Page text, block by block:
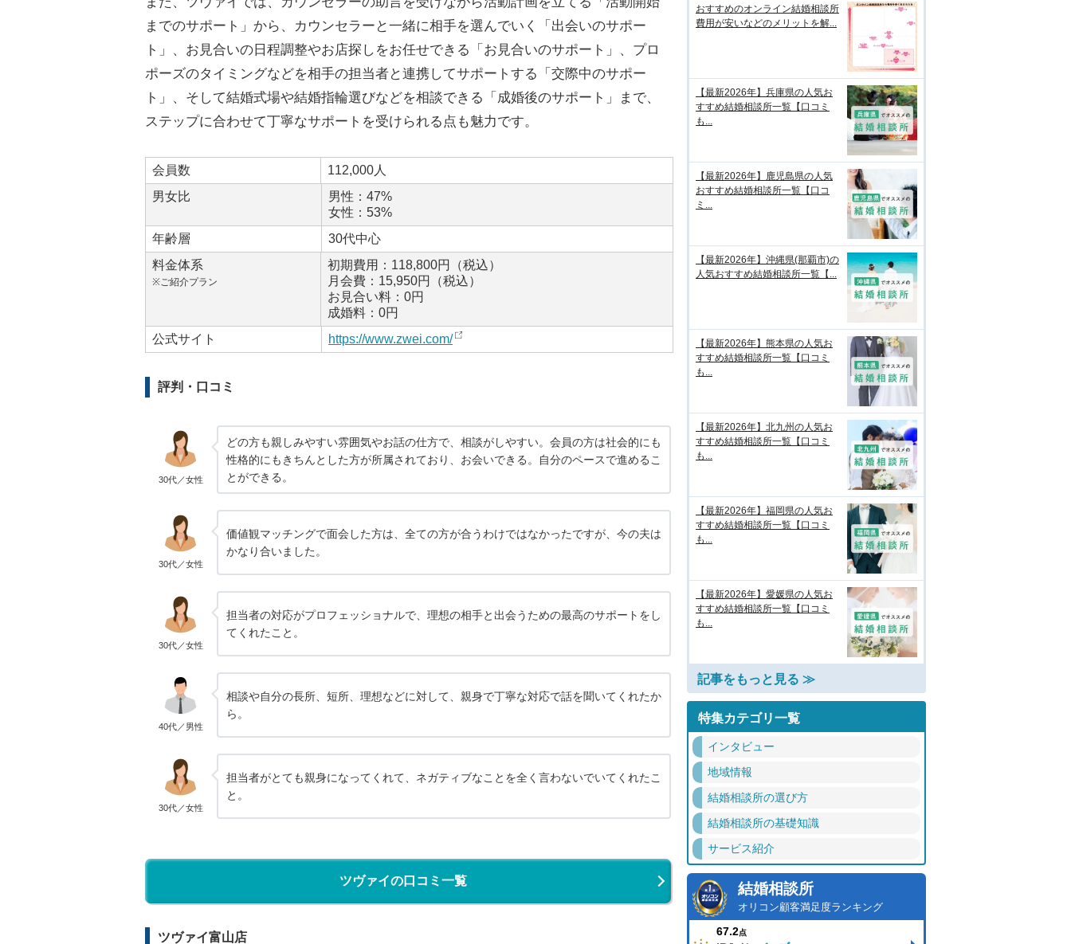
までのサポート」から、カウンセラーと一緒に相手を選んでいく「出会いのサポー
ト」、お見合いの日程調整やお店探しをお任せできる「お見合いのサポート」、プロ
ポーズのタイミングなどを相手の担当者と連携してサポートする「交際中のサポー
ト」、そして結婚式場や結婚指輪選びなどを相談できる「成婚後のサポート」まで、
ステップに合わせて丁寧なサポートを受けられる点も魅力です。
会員数
112,000人
男女比
男性：47%
女性：53%
年齢層
30代中心
料金体系
※ご紹介プラン
初期費用：118,800円（税込）
月会費：15,950円（税込）
お見合い料：0円
成婚料：0円
公式サイト
https://www.zwei.com/
評判・口コミ
30代／女性
どの方も親しみやすい雰囲気やお話の仕方で、相談がしやすい。会員の方は社会的にも
性格的にもきちんとした方が所属されており、お会いできる。自分のペースで進めるこ
とができる。
30代／女性
価値観マッチングで面会した方は、全ての方が合うわけではなかったですが、今の夫は
かなり合いました。
30代／女性
担当者の対応がプロフェッショナルで、理想の相手と出会うための最高のサポートをし
てくれたこと。
40代／男性
相談や自分の長所、短所、理想などに対して、親身で丁寧な対応で話を聞いてくれたか
ら。
30代／女性
担当者がとても親身になってくれて、ネガティブなことを全く言わないでいてくれたこ
と。
ツヴァイの口コミ一覧
ツヴァイ富山店
おすすめのオンライン結婚相談所
費用が安いなどのメリットを解...
【最新2026年】兵庫県の人気お
すすめ結婚相談所一覧【口コミ
も...
【最新2026年】鹿児島県の人気
おすすめ結婚相談所一覧【口コ
ミ...
【最新2026年】沖縄県(那覇市)の
人気おすすめ結婚相談所一覧【...
【最新2026年】熊本県の人気お
すすめ結婚相談所一覧【口コミ
も...
【最新2026年】北九州の人気お
すすめ結婚相談所一覧【口コミ
も...
【最新2026年】福岡県の人気お
すすめ結婚相談所一覧【口コミ
も...
【最新2026年】愛媛県の人気お
すすめ結婚相談所一覧【口コミ
も...
記事をもっと見る ≫
特集カテゴリ一覧
インタビュー
地域情報
結婚相談所の選び方
結婚相談所の基礎知識
サービス紹介
結婚相談所
オリコン顧客満足度ランキング
67.2点